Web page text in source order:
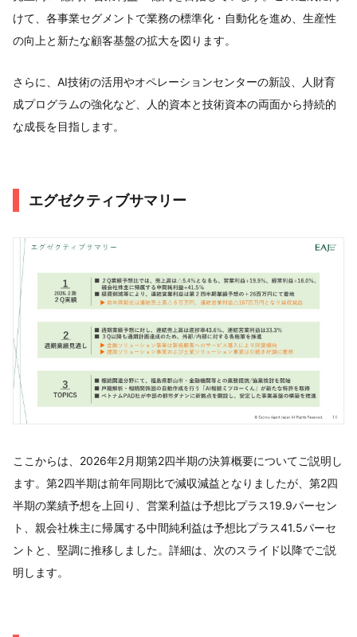
けて、各事業セグメントで業務の標準化・自動化を進め、生産性
の向上と新たな顧客基盤の拡大を図ります。
さらに、AI技術の活用やオペレーションセンターの新設、人財育
成プログラムの強化など、人的資本と技術資本の両面から持続的
な成長を目指します。
エグゼクティブサマリー
ここからは、2026年2月期第2四半期の決算概要についてご説明し
ます。第2四半期は前年同期比で減収減益となりましたが、第2四
半期の業績予想を上回り、営業利益は予想比プラス19.9パーセン
ト、親会社株主に帰属する中間純利益は予想比プラス41.5パーセ
ントと、堅調に推移しました。詳細は、次のスライド以降でご説
明します。